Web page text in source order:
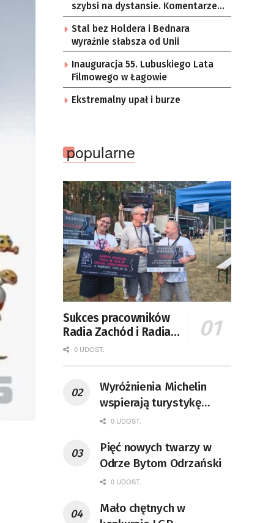
szybsi na dystansie. Komentarze
po meczu Falubaz – Motor
Stal bez Holdera i Bednara
wyraźnie słabsza od Unii
Inauguracja 55. Lubuskiego Lata
Filmowego w Łagowie
Ekstremalny upał i burze
popularne
Sukces pracowników
Radia Zachód i Radia
Zielona Góra na
0 UDOST.
Wyróżnienia Michelin
wspierają turystykę
kulinarną. Gwiazdkę
Lubuskiem
0 UDOST.
Pięć nowych twarzy w
Odrze Bytom Odrzański
0 UDOST.
Mało chętnych w